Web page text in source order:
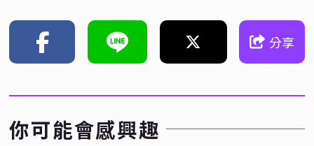
分享
你可能會感興趣